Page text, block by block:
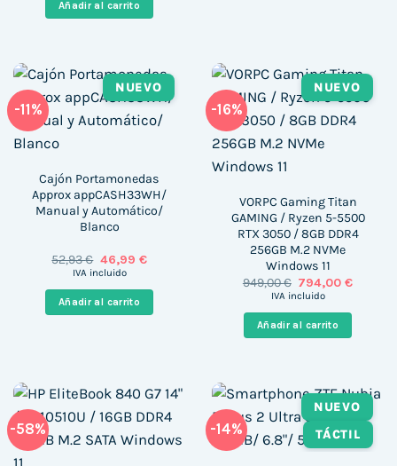
116,98 €.
100,99 €.
Añadir al carrito
-11%
NUEVO
Cajón Portamonedas
Approx appCASH33WH/
Manual y Automático/
Blanco
52,93€ El
precio
era:
52,93 €.
46,99 €El
es:
IVA incluido
Añadir al carrito
-16%
NUEVO
VORPC Gaming Titan
GAMING / Ryzen 5-5500
RTX 3050 / 8GB DDR4
256GB M.2 NVMe
Windows 11
949,00€ El
precio
era:
949,00 €.
794,00€El
IVA incluido
Añadir al carrito
-58% -14%
NUEVO
TÁCTIL